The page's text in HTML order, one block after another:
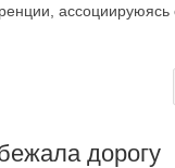
дорогу